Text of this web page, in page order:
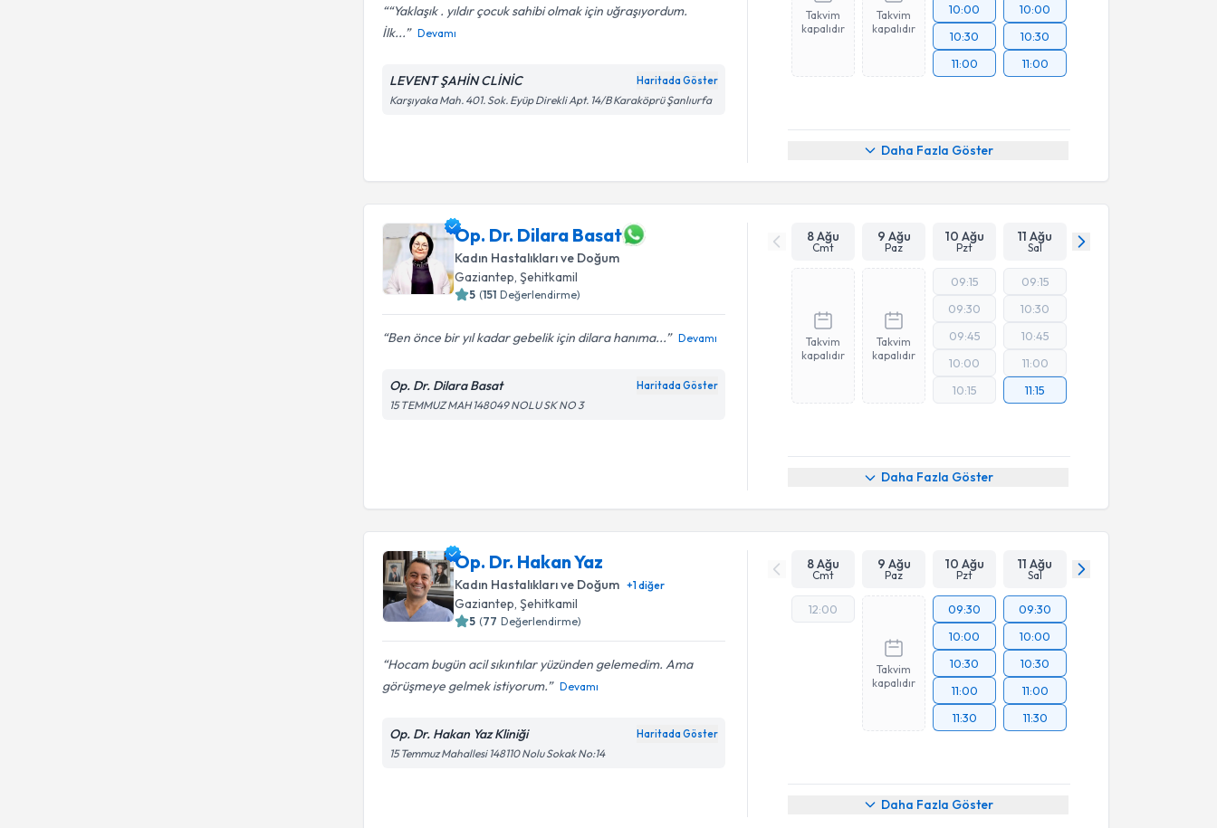
“Yaklaşık . yıldır çocuk sahibi olmak için uğraşıyordum.
İlk...
Devamı
LEVENT ŞAHİN CLİNİC Haritada Göster
Karşıyaka Mah. 401. Sok. Eyüp Direkli Apt. 14/B Karaköprü Şanlıurfa
Takvim
kapalıdır
Takvim
kapalıdır
10:00
10:30
11:00
10:00
10:30
11:00
Daha Fazla Göster
Op. Dr. Dilara Basat
Kadın Hastalıkları ve Doğum
Gaziantep, Şehitkamil
5 (151 Değerlendirme)
Ben önce bir yıl kadar gebelik için dilara hanıma... Devamı
Op. Dr. Dilara Basat Haritada Göster
15 TEMMUZ MAH 148049 NOLU SK NO 3
8 Ağu
Cmt
9 Ağu
Paz
10 Ağu
Pzt
11 Ağu
Sal
Takvim
kapalıdır
Takvim
kapalıdır
09:15
09:30
09:45
10:00
10:15
09:15
10:30
10:45
11:00
11:15
Daha Fazla Göster
Op. Dr. Hakan Yaz
Kadın Hastalıkları ve Doğum +1diğer
Gaziantep , Şehitkamil
5 (77 Değerlendirme)
Hocam bugün acil sıkıntılar yüzünden gelemedim. Ama
görüşmeye gelmek istiyorum.
Devamı
Op. Dr. Hakan Yaz Kliniği Haritada Göster
15 Temmuz Mahallesi 148110 Nolu Sokak No:14
8 Ağu
Cmt
9 Ağu
Paz
10 Ağu
Pzt
11 Ağu
Sal
12:00
Takvim
kapalıdır
09:30
10:00
10:30
11:00
11:30
09:30
10:00
10:30
11:00
11:30
Daha Fazla Göster